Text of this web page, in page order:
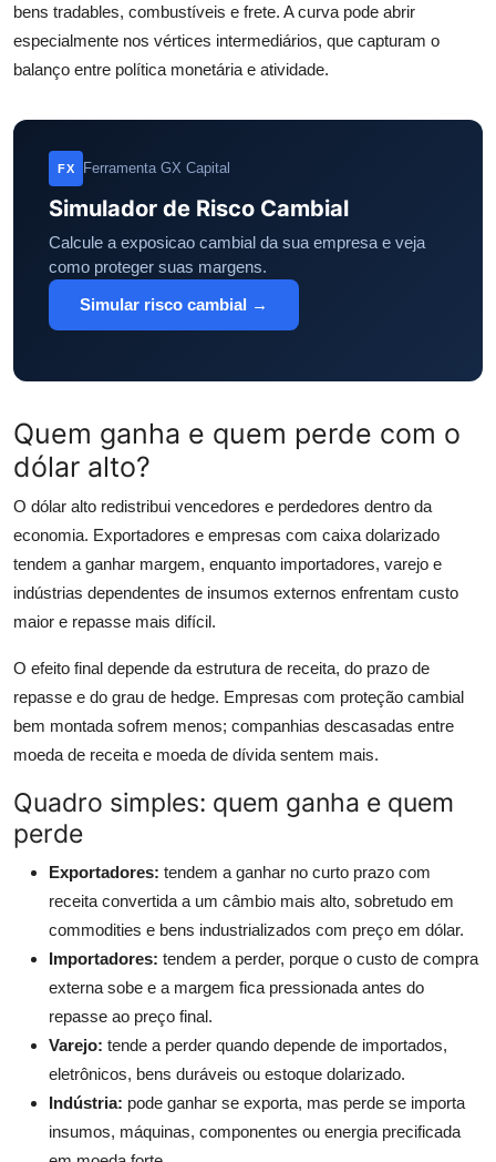
bens tradables, combustíveis e frete. A curva pode abrir
especialmente nos vértices intermediários, que capturam o
balanço entre política monetária e atividade.
FX Ferramenta GX Capital
Simulador de Risco Cambial
Calcule a exposicao cambial da sua empresa e veja
como proteger suas margens.
Simular risco cambial →
Quem ganha e quem perde com o
dólar alto?
O dólar alto redistribui vencedores e perdedores dentro da
economia. Exportadores e empresas com caixa dolarizado
tendem a ganhar margem, enquanto importadores, varejo e
indústrias dependentes de insumos externos enfrentam custo
maior e repasse mais difícil.
O efeito final depende da estrutura de receita, do prazo de
repasse e do grau de hedge. Empresas com proteção cambial
bem montada sofrem menos; companhias descasadas entre
moeda de receita e moeda de dívida sentem mais.
Quadro simples: quem ganha e quem
perde
Exportadores: tendem a ganhar no curto prazo com
receita convertida a um câmbio mais alto, sobretudo em
commodities e bens industrializados com preço em dólar.
Importadores: tendem a perder, porque o custo de compra
externa sobe e a margem fica pressionada antes do
repasse ao preço final.
Varejo: tende a perder quando depende de importados,
eletrônicos, bens duráveis ou estoque dolarizado.
Indústria: pode ganhar se exporta, mas perde se importa
insumos, máquinas, componentes ou energia precificada